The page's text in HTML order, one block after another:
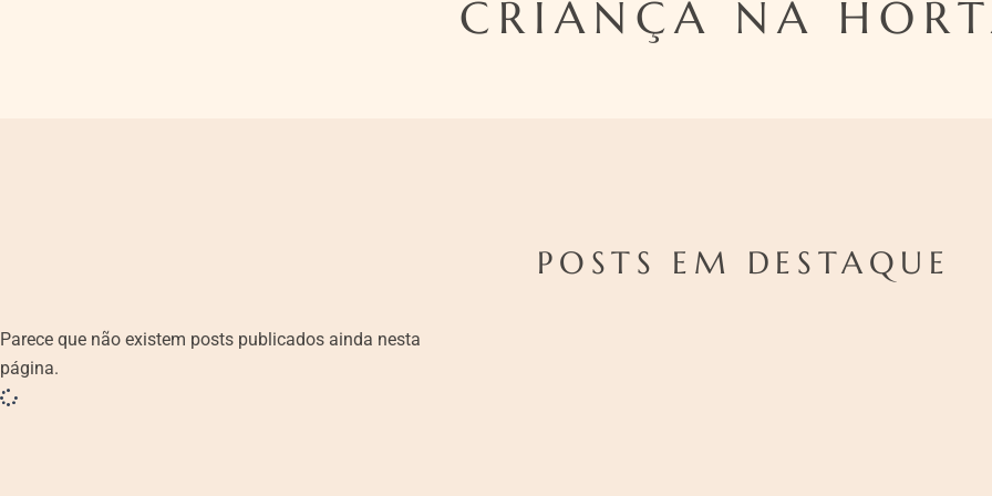
CRIANÇA NA
POSTS EM DESTAQUE
Parece que não existem posts publicados ainda nesta
página.